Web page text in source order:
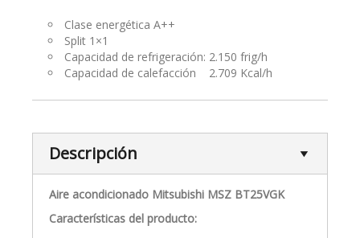
Clase energética A++
Split 1×1
Capacidad de refrigeración: 2.150 frig/h
Capacidad de calefacción 2.709 Kcal/h
Descripción
Aire acondicionado Mitsubishi MSZ BT25VGK
Características del producto: